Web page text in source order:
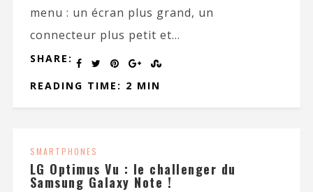
menu : un écran plus grand, un
connecteur plus petit et...
SHARE:
READING TIME: 2 MIN
SMARTPHONES
LG Optimus Vu : le challenger du
Samsung Galaxy Note !